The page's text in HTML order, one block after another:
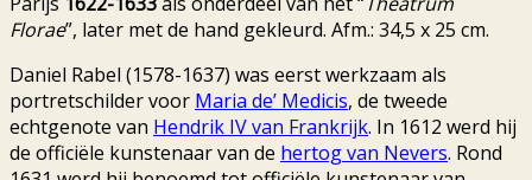
Florae”, later met de hand gekleurd. Afm.: 34,5 x 25 cm.
Daniel Rabel (1578-1637) was eerst werkzaam als
portretschilder voor Maria de’ Medicis, de tweede
echtgenote van Hendrik IV van Frankrijk. In 1612 werd hij
de officiële kunstenaar van de hertog van Nevers. Rond